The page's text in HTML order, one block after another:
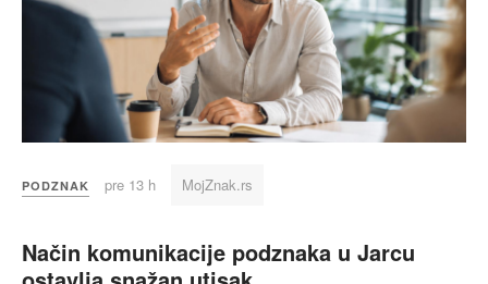
PODZNAK pre 13 h MojZnak.rs
Način komunikacije podznaka u Jarcu